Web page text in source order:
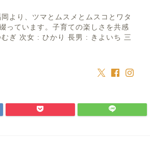
より、ツマとムスメとムスコとワタ
っています。子育ての楽しさを共感
ぎ 次女 : ひかり 長男 : きよいち 三